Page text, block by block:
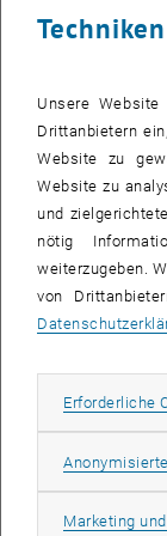
persönlichen
aber auch sich mit
Matthias ergänzt:
motiviert und
Motivation und
Aber man muss
Mentor_innen
Semester müssen
plötzlich stehst du
außerhalb meiner
Herausforderung
Autorität habe ich
Programm, das
Techniken
Unsere
Drittanbietern
Website zu
Website zu
und
nötig
weiterzugeben.
von
Erforderliche
Marketing